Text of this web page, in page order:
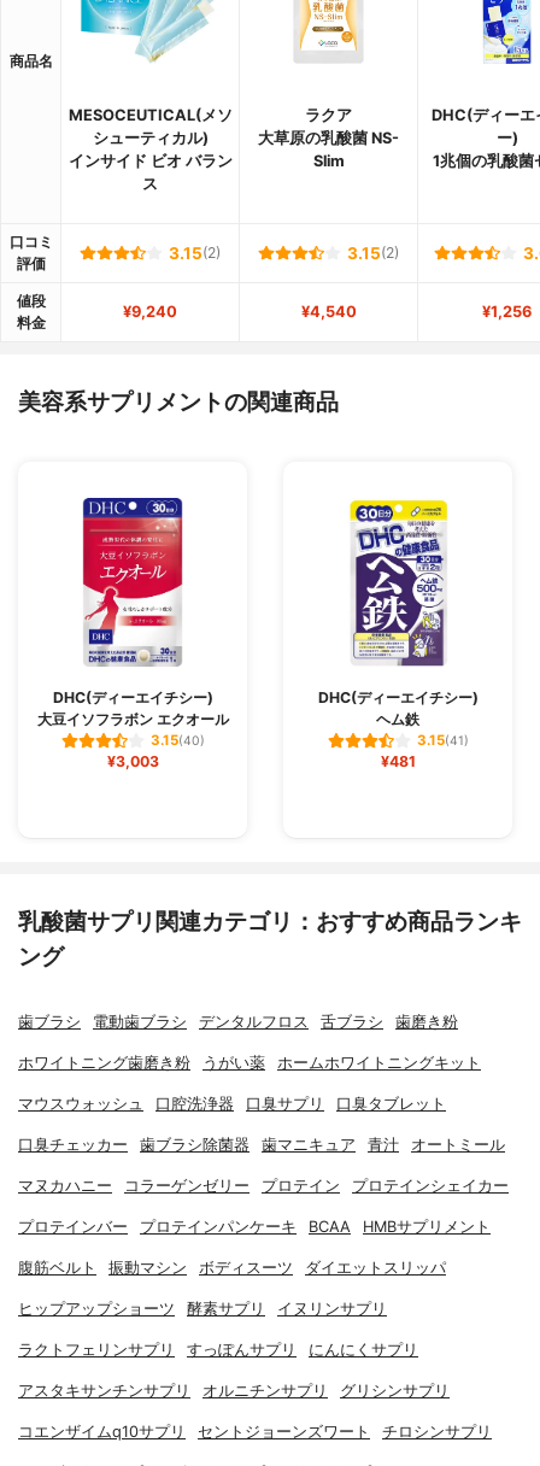
商品名
MESOCEUTICAL(メソ
シューティカル)
インサイド ビオ バラン
ス
ラクア
大草原の乳酸菌 NS-
Slim
DHC(ディーエ
ー)
1兆個の乳酸菌
口コミ
評価
3.15(2) 3.15(2)
値段
料金
¥9,240 ¥4,540 ¥1,256
美容系サプリメントの関連商品
DHC(ディーエイチシー)
大豆イソフラボン エクオール
3.15(40)
¥3,003
DHC(ディーエイチシー)
ヘム鉄
3.15(41)
¥481
乳酸菌サプリ関連カテゴリ：おすすめ商品ランキ
ング
歯ブラシ 電動歯ブラシ デンタルフロス 舌ブラシ 歯磨き粉
ホワイトニング歯磨き粉 うがい薬 ホームホワイトニングキット
マウスウォッシュ 口腔洗浄器 口臭サプリ 口臭タブレット
口臭チェッカー 歯ブラシ除菌器 歯マニキュア 青汁 オートミール
マヌカハニー コラーゲンゼリー プロテイン プロテインシェイカー
プロテインバー プロテインパンケーキ BCAA HMBサプリメント
腹筋ベルト 振動マシン ボディスーツ ダイエットスリッパ
ヒップアップショーツ 酵素サプリ イヌリンサプリ
ラクトフェリンサプリ すっぽんサプリ にんにくサプリ
アスタキサンチンサプリ オルニチンサプリ グリシンサプリ
コエンザイムq10サプリ セントジョーンズワート チロシンサプリ